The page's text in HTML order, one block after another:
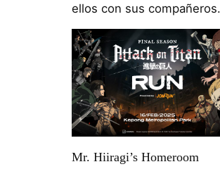
ellos con sus compañeros.
Mr. Hiiragi’s Homeroom